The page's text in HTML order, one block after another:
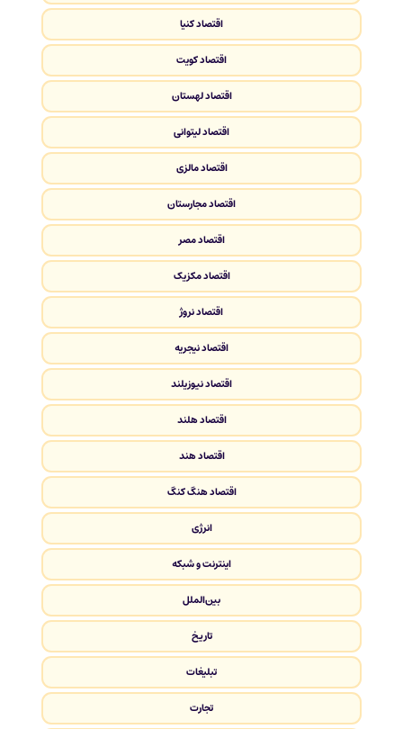
اقتصاد کنیا
اقتصاد کویت
اقتصاد لهستان
اقتصاد لیتوانی
اقتصاد مالزی
اقتصاد مجارستان
اقتصاد مصر
اقتصاد مکزیک
اقتصاد نروژ
اقتصاد نیجریه
اقتصاد نیوزیلند
اقتصاد هلند
اقتصاد هند
اقتصاد هنگ کنگ
انرژی
اینترنت و شبکه
بین‌الملل
تاریخ
تبلیغات
تجارت